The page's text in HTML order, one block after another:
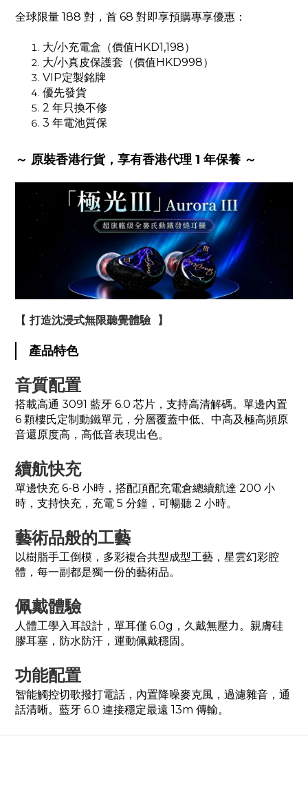
全球限量 188 對，首 68 對即享預購專享優惠：
大/小充電盒（價值HKD1,198）
大/小真皮保護套（價值HKD998）
VIP定製銘牌
優先發貨
2 年只換不修
3 年電池質保
～ 原裝香港行貨，享有香港代理 1 年保養 ～
【 打造沈浸式無限聽覺體驗 】
產品特色
音質配置
搭載高通 3091 藍牙 6.0 芯片，支持高清解碼。單邊內置
6 顆樓氏定制動鐵單元，分層覆蓋中低、中高及極高頻原
音還原度高，高低音表現出色。
續航快充
單邊快充 6-8 小時，搭配頂配充電倉總續航達 200 小
時，支持快充，充電 5 分鐘，可暢聽 2 小時。
藝術品般的工藝
以樹脂手工倒模，多彩複合共型成型工藝，星雲幻彩腔
體，每一副都是獨一份的藝術品。
佩戴體驗
人體工學入耳設計，單耳僅 6.0g，久戴無壓力。親膚硅
膠耳塞，防水防汗，運動佩戴穩固。
功能配置
智能觸控切歌撥打電話，內置降噪麥克風，過濾雜音，通
話清晰。藍牙 6.0 連接穩定最遠 13m 傳輸。